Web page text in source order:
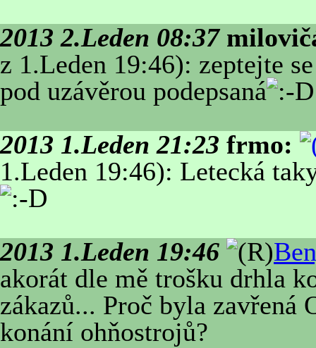
2013 2.Leden 08:37
z 1.Leden 19:46): zeptejte
pod uzávěrou podepsaná
2013 1.Leden 21:23 frmo:
1.Leden 19:46): Letecká
2013 1.Leden 19:46
akorát dle mě trošku drhla
zákazů... Proč byla zavřená
konání ohňostrojů?